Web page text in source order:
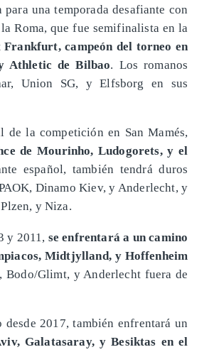
una temporada desafiante con
Roma, que fue semifinalista en la
campeón del torneo en
Athletic de Bilbao. Los romanos
Union SG, y Elfsborg en sus
la competición en San Mamés,
de Mourinho, Ludogorets, y el
español, también tendrá duros
Dinamo Kiev, y Anderlecht, y
y Niza.
y 2011, se enfrentará a un camino
Midtjylland, y Hoffenheim
Glimt, y Anderlecht fuera de
2017, también enfrentará un
Galatasaray, y Besiktas en el